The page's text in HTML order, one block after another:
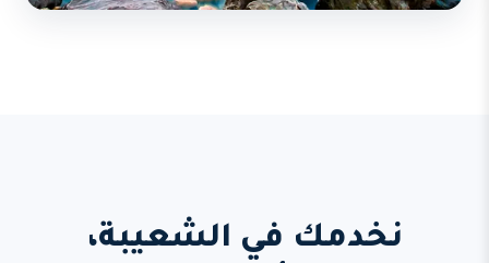
نخدمك في الشعيبة،